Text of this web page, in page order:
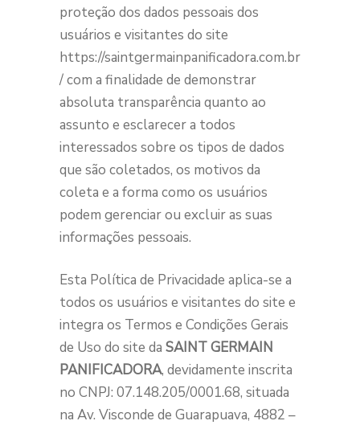
proteção dos dados pessoais dos
usuários e visitantes do site
https://saintgermainpanificadora.com.br
/ com a finalidade de demonstrar
absoluta transparência quanto ao
assunto e esclarecer a todos
interessados sobre os tipos de dados
que são coletados, os motivos da
coleta e a forma como os usuários
podem gerenciar ou excluir as suas
informações pessoais.
Esta Política de Privacidade aplica-se a
todos os usuários e visitantes do site e
integra os Termos e Condições Gerais
de Uso do site da SAINT GERMAIN
PANIFICADORA, devidamente inscrita
no CNPJ: 07.148.205/0001.68, situada
na Av. Visconde de Guarapuava, 4882 –